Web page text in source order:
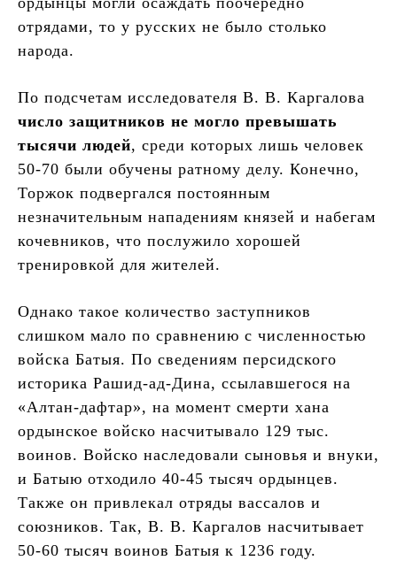
отрядами, то у русских не было столько
народа.
По подсчетам исследователя В. В. Каргалова
число защитников не могло превышать
тысячи людей, среди которых лишь человек
50-70 были обучены ратному делу. Конечно,
Торжок подвергался постоянным
незначительным нападениям князей и набегам
кочевников, что послужило хорошей
тренировкой для жителей.
Однако такое количество заступников
слишком мало по сравнению с численностью
войска Батыя. По сведениям персидского
историка Рашид-ад-Дина, ссылавшегося на
«Алтан-дафтар», на момент смерти хана
ордынское войско насчитывало 129 тыс.
воинов. Войско наследовали сыновья и внуки,
и Батыю отходило 40-45 тысяч ордынцев.
Также он привлекал отряды вассалов и
союзников. Так, В. В. Каргалов насчитывает
50-60 тысяч воинов Батыя к 1236 году.